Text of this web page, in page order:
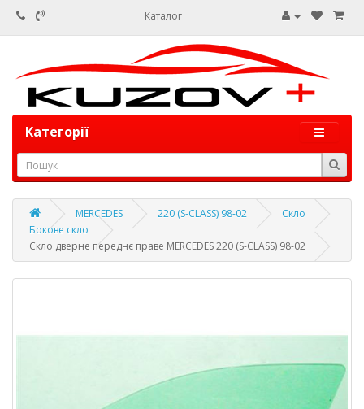
Каталог
Категорії
MERCEDES 220 (S-CLASS) 98-02
Скло
Бокове скло
Скло дверне переднє праве MERCEDES 220 (S-CLASS) 98-02